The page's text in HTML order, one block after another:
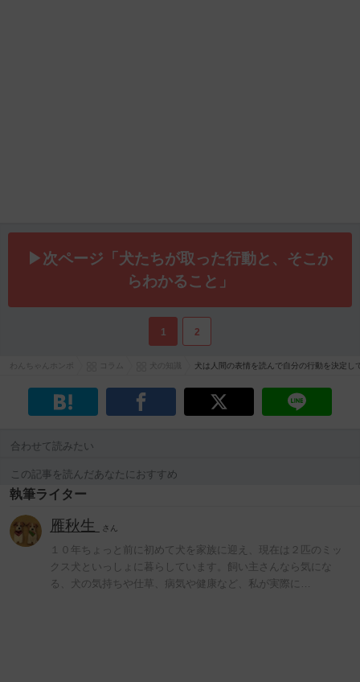
▶次ページ「犬たちが取った行動と、そこか
らわかること」
1 2
犬は人間の表情を読んで自分の行動を決定し
合わせて読みたい
この記事を読んだあなたにおすすめ
執筆ライター
雁秋生 さん
１０年ちょっと前に初めて犬を家族に迎え、現在は２匹のミッ
クス犬といっしょに暮らしています。飼い主さんなら気にな
る、犬の気持ちや仕草、病気や健康など、私が実際に…